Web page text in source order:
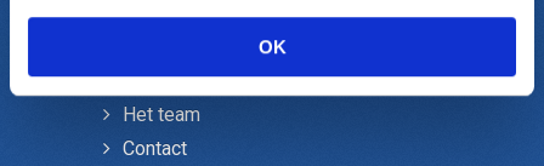
OK
Het team
Contact